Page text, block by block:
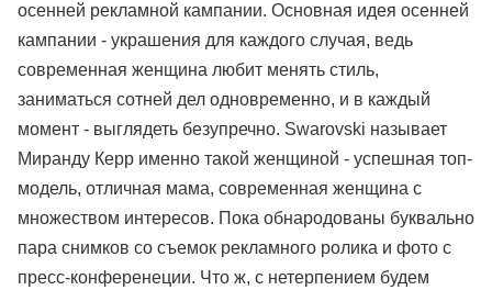
осенней рекламной кампании. Основная идея осенней
кампании - украшения для каждого случая, ведь
современная женщина любит менять стиль,
заниматься сотней дел одновременно, и в каждый
момент - выглядеть безупречно. Swarovski называет
Миранду Керр именно такой женщиной - успешная топ-
модель, отличная мама, современная женщина с
множеcтвом интересов. Пока обнародованы буквально
пара снимков со съемок рекламного ролика и фото с
пресс-конференеции. Что ж, с нетерпением будем